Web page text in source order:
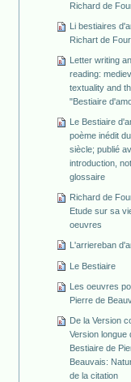
Richard de
Li bestiaires
Richart de
Letter writing
reading:
textuality and
"Bestiaire
Le Bestiaire
poème inédit
siècle; publié
introduction,
glossaire
Richard de
Etude sur sa
oeuvres
L'arriereban
Le Bestiaire
Les oeuvres
Pierre de
De la Version
Version longue
Bestiaire de
Beauvais:
de la citation